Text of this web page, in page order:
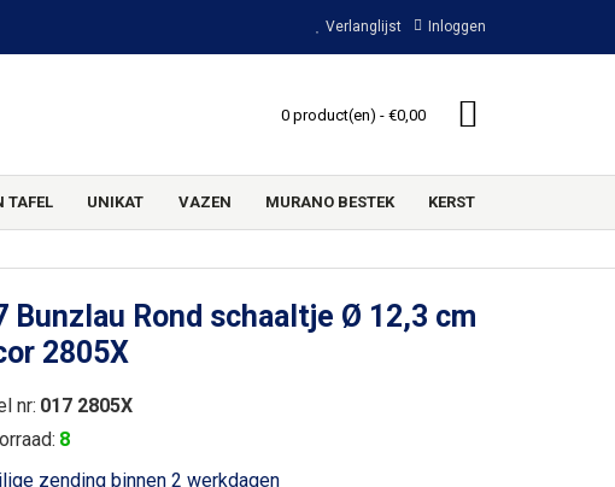
Verlanglijst Inloggen
0 product(en) - €0,00
TAFEL UNIKAT VAZEN MURANO BESTEK KERST
Bunzlau Rond schaaltje Ø 12,3 cm
2805X
zending binnen 2 werkdagen
8
nr: 017 2805X